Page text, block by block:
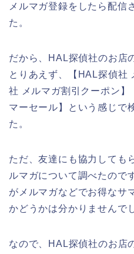
メルマガ登録をしたら配信
た。
だから、HAL探偵社のお店
とりあえず、【HAL探偵社
社 メルマガ割引クーポン
マーセール】という感じで
た。
ただ、友達にも協力しても
ルマガについて調べたので
がメルマガなどでお得なサ
かどうかは分かりませんで
なので、HAL探偵社のお店